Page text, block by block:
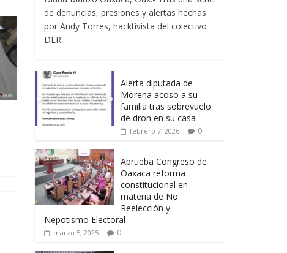
de denuncias, presiones y alertas hechas
por Andy Torres, hacktivista del colectivo
DLR
Alerta diputada de
Morena acoso a su
familia tras sobrevuelo
de dron en su casa
febrero 7, 2026 0
Aprueba Congreso de
Oaxaca reforma
constitucional en
materia de No
Reelección y
Nepotismo Electoral
marzo 5, 2025 0